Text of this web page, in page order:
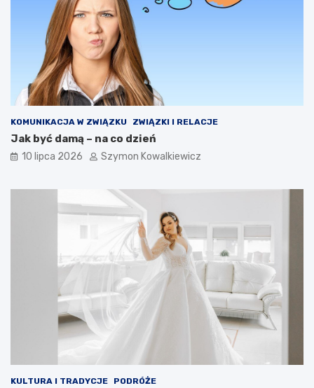
KOMUNIKACJA W ZWIĄZKU ZWIĄZKI I RELACJE
Jak być damą – na co dzień
10 lipca 2026 Szymon Kowalkiewicz
KULTURA I TRADYCJE PODRÓŻE